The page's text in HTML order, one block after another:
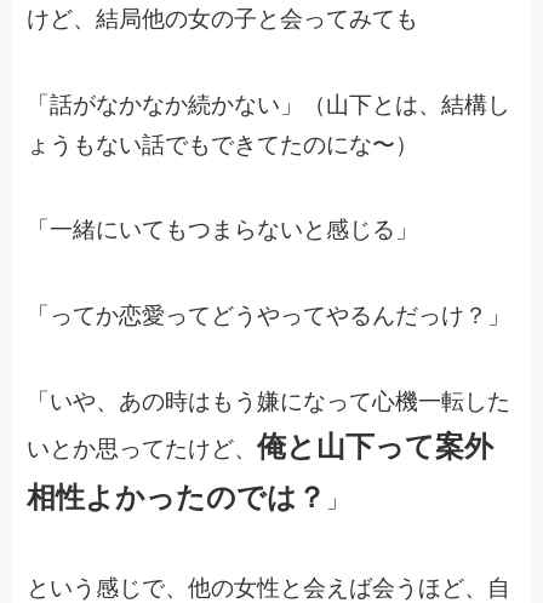
けど、結局他の女の子と会ってみても
「話がなかなか続かない」（山下とは、結構し
ょうもない話でもできてたのにな〜）
「一緒にいてもつまらないと感じる」
「ってか恋愛ってどうやってやるんだっけ？」
「いや、あの時はもう嫌になって心機一転した
いとか思ってたけど、俺と山下って案外
相性よかったのでは？ 」
という感じで、他の女性と会えば会うほど、自